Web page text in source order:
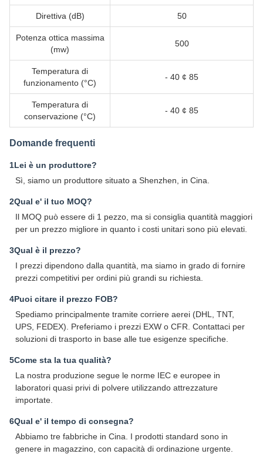
Direttiva (dB) 50
Potenza ottica massima
(mw)
500
Temperatura di
funzionamento (°C)
- 40 ¢ 85
Temperatura di
conservazione (°C)
- 40 ¢ 85
Domande frequenti
1Lei è un produttore?
Sì, siamo un produttore situato a Shenzhen, in Cina.
2Qual e' il tuo MOQ?
Il MOQ può essere di 1 pezzo, ma si consiglia quantità maggiori
per un prezzo migliore in quanto i costi unitari sono più elevati.
3Qual è il prezzo?
I prezzi dipendono dalla quantità, ma siamo in grado di fornire
prezzi competitivi per ordini più grandi su richiesta.
4Puoi citare il prezzo FOB?
Spediamo principalmente tramite corriere aerei (DHL, TNT,
UPS, FEDEX). Preferiamo i prezzi EXW o CFR. Contattaci per
soluzioni di trasporto in base alle tue esigenze specifiche.
5Come sta la tua qualità?
La nostra produzione segue le norme IEC e europee in
laboratori quasi privi di polvere utilizzando attrezzature
importate.
6Qual e' il tempo di consegna?
Abbiamo tre fabbriche in Cina. I prodotti standard sono in
genere in magazzino, con capacità di ordinazione urgente.